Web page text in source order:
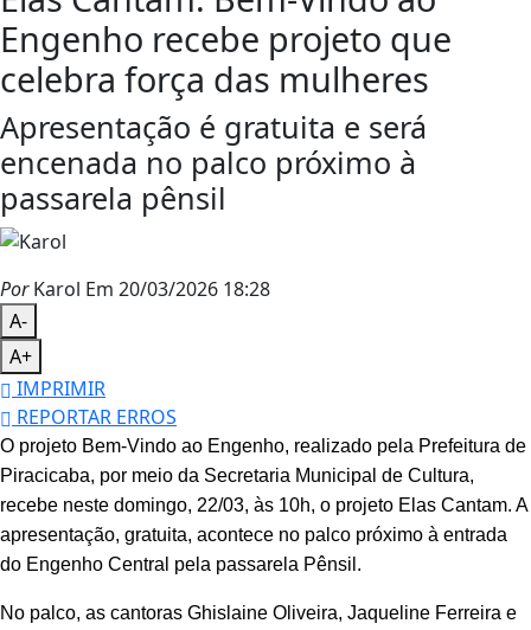
Engenho recebe projeto que
celebra força das mulheres
Apresentação é gratuita e será
encenada no palco próximo à
passarela pênsil
PorKarol Em 20/03/2026 18:28
A-
A+
IMPRIMIR
REPORTAR ERROS
O projeto Bem-Vindo ao Engenho, realizado pela Prefeitura de
Piracicaba, por meio da Secretaria Municipal de Cultura,
recebe neste domingo, 22/03, às 10h, o projeto Elas Cantam. A
apresentação, gratuita, acontece no palco próximo à entrada
do Engenho Central pela passarela Pênsil.
No palco, as cantoras Ghislaine Oliveira, Jaqueline Ferreira e